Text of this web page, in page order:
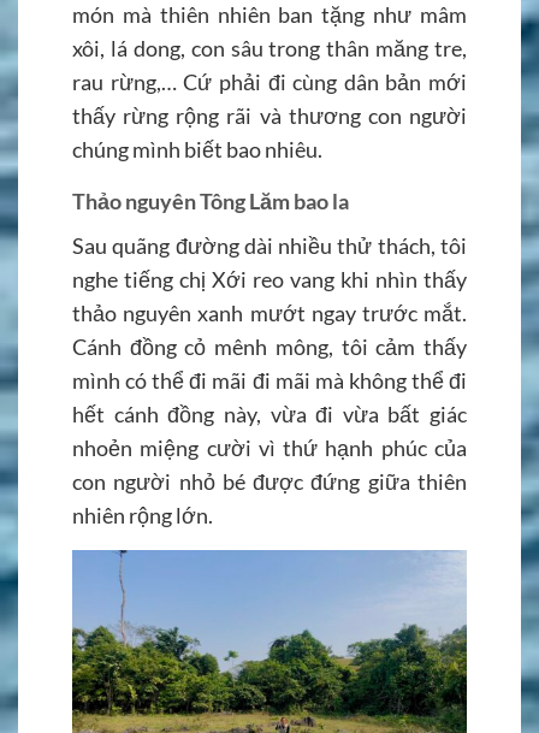
món mà thiên nhiên ban tặng như mâm
xôi, lá dong, con sâu trong thân măng tre,
rau rừng,… Cứ phải đi cùng dân bản mới
thấy rừng rộng rãi và thương con người
chúng mình biết bao nhiêu.
Thảo nguyên Tông Lăm bao la
Sau quãng đường dài nhiều thử thách, tôi
nghe tiếng chị Xới reo vang khi nhìn thấy
thảo nguyên xanh mướt ngay trước mắt.
Cánh đồng cỏ mênh mông, tôi cảm thấy
mình có thể đi mãi đi mãi mà không thể đi
hết cánh đồng này, vừa đi vừa bất giác
nhoẻn miệng cười vì thứ hạnh phúc của
con người nhỏ bé được đứng giữa thiên
nhiên rộng lớn.